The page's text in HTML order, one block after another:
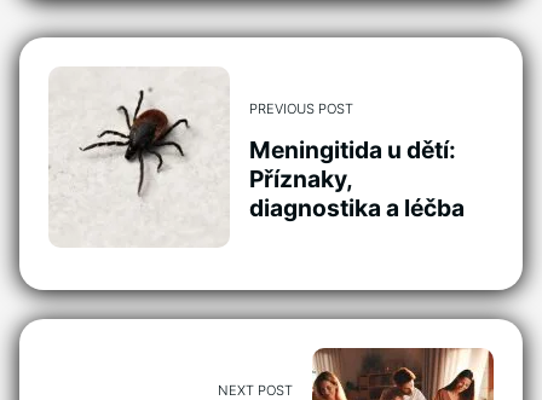
PREVIOUS POST
Meningitida u dětí:
Příznaky,
diagnostika a léčba
NEXT POST